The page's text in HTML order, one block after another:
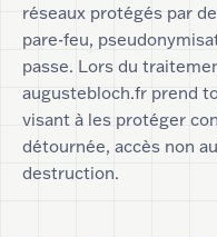
réseaux protégés par
pare-feu,
passe. Lors du
augustebloch.fr prend
visant à les protéger
détournée, accès non
destruction.